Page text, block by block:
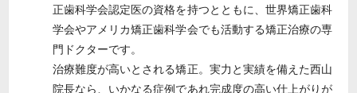
正歯科学会認定医の資格を持つとともに、世界矯正歯科
学会やアメリカ矯正歯科学会でも活動する矯正治療の専
門ドクターです。
治療難度が高いとされる矯正。実力と実績を備えた西山
院長なら、いかなる症例であれ完成度の高い仕上がりが